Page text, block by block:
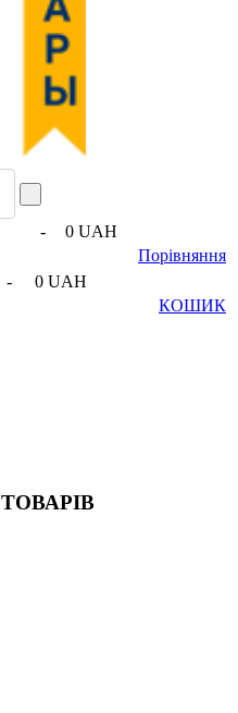
-
0 UAH
Порівняння
-
0 UAH
КОШИК